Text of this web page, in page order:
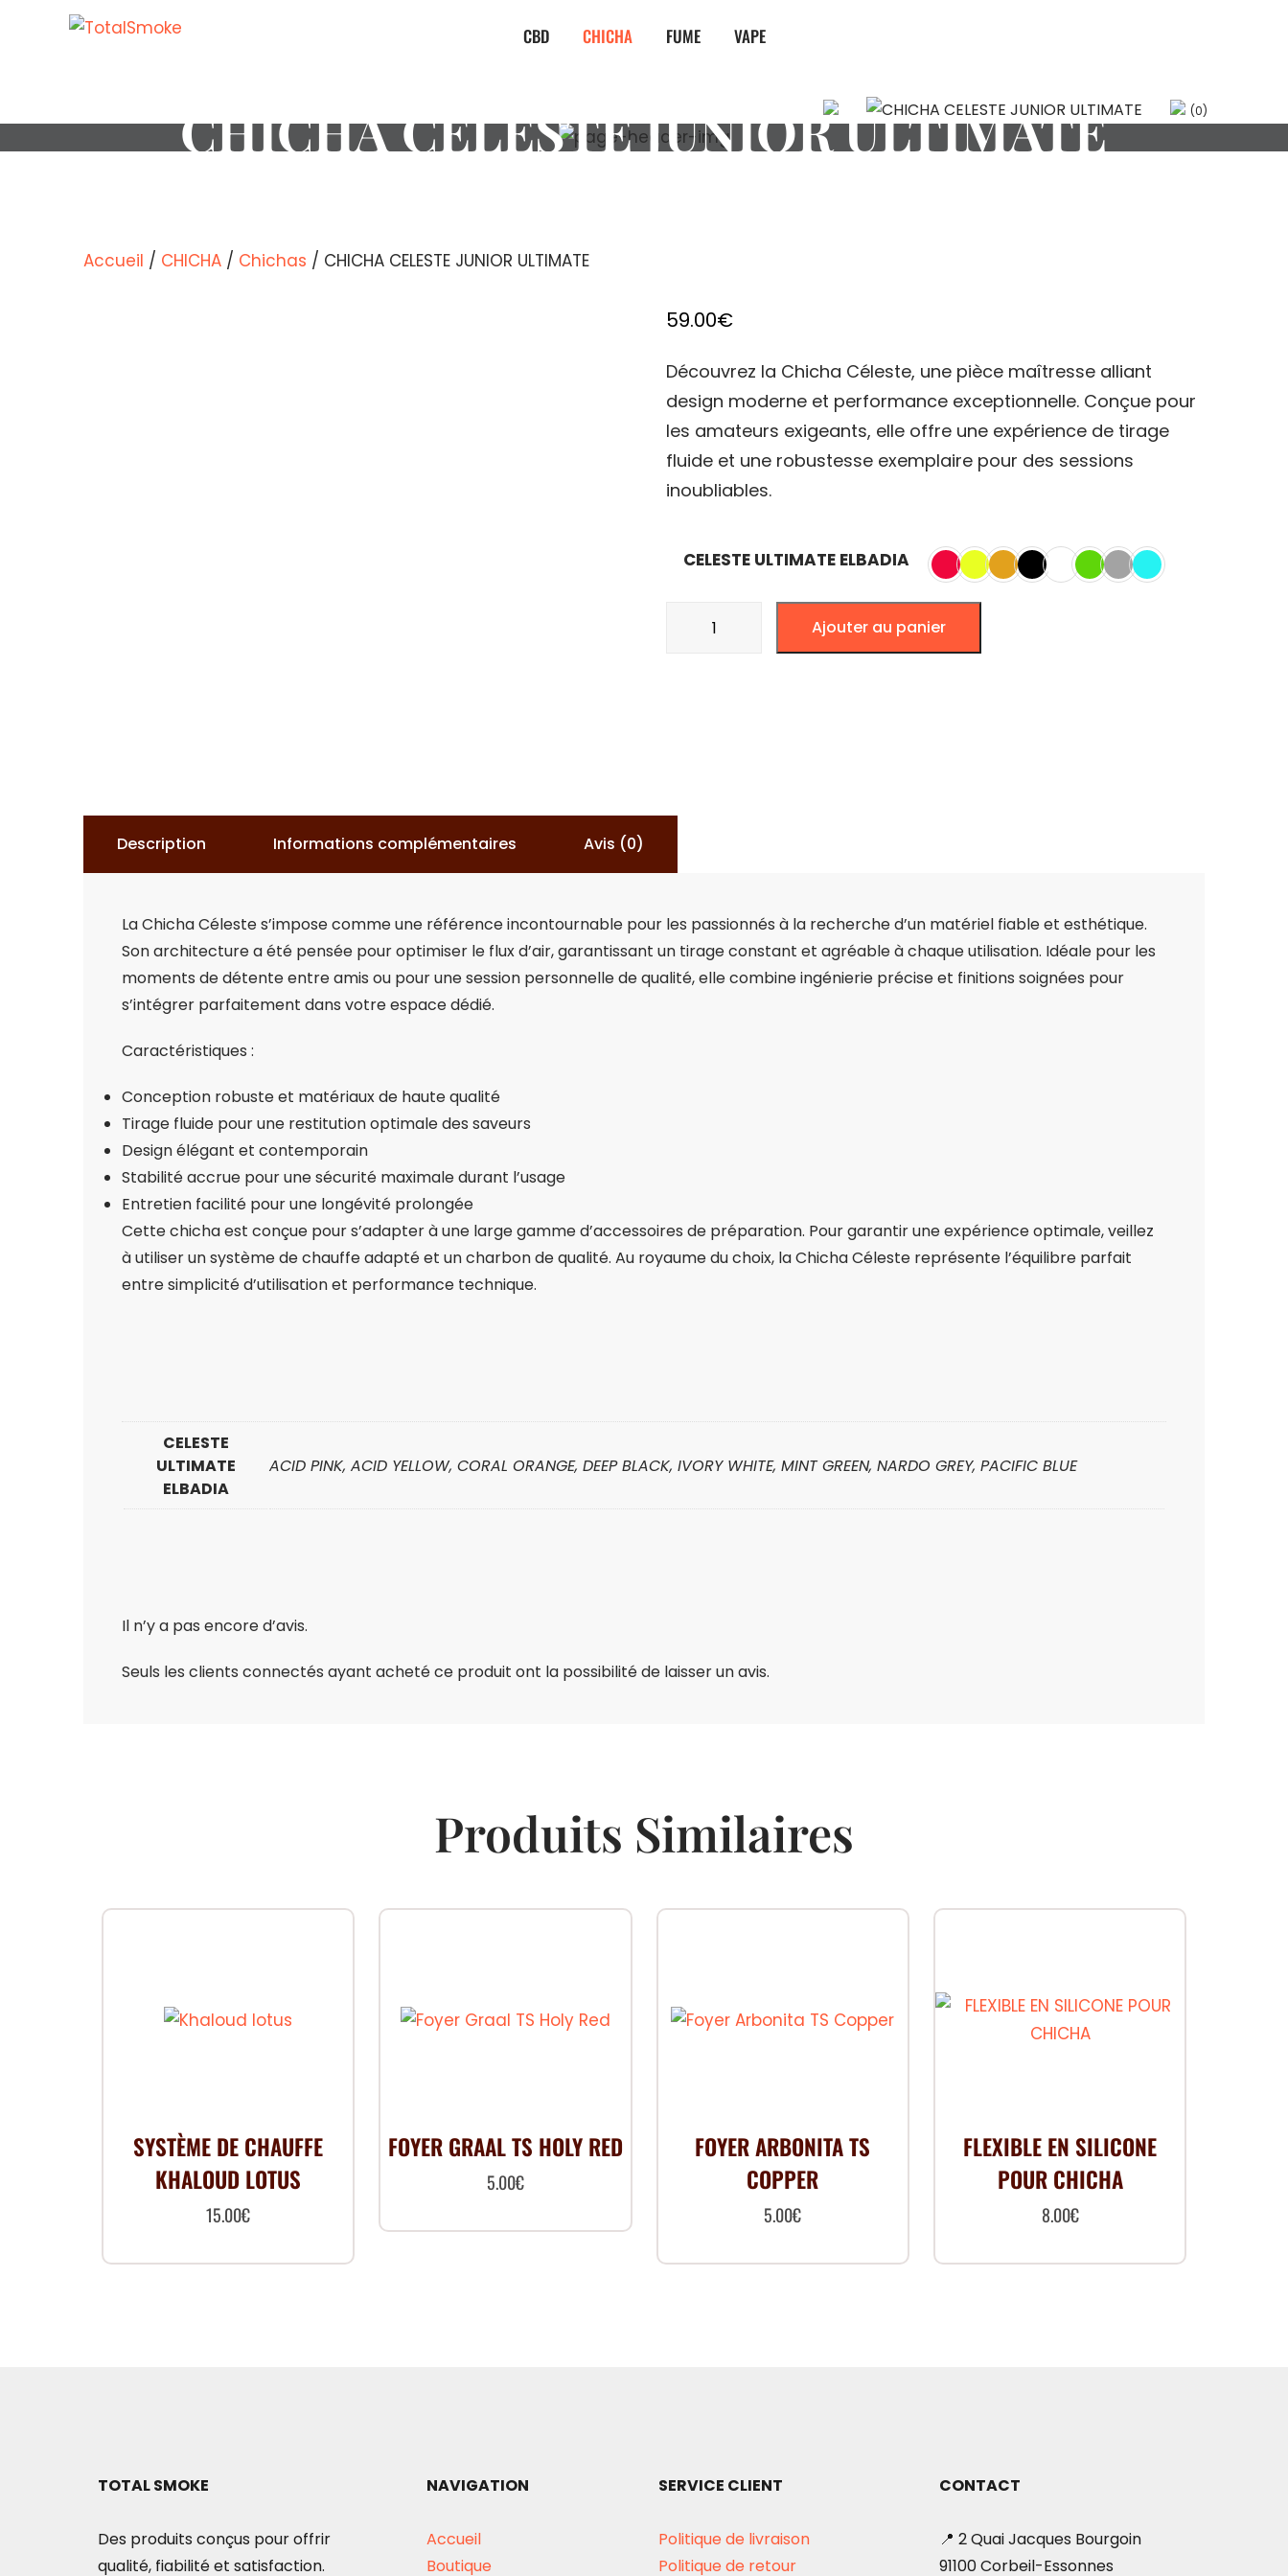
CBD CHICHA FUME VAPE
(0)
CHICHA CELESTE JUNIOR ULTIMATE
Accueil / CHICHA / Chichas / CHICHA CELESTE JUNIOR ULTIMATE
59.00€
Découvrez la Chicha Céleste, une pièce maîtresse alliant
design moderne et performance exceptionnelle. Conçue pour
les amateurs exigeants, elle offre une expérience de tirage
fluide et une robustesse exemplaire pour des sessions
inoubliables.
CELESTE ULTIMATE ELBADIA
Ajouter au panier
Description Informations complémentaires Avis (0)
La Chicha Céleste s’impose comme une référence incontournable pour les passionnés à la recherche d’un matériel fiable et esthétique.
Son architecture a été pensée pour optimiser le flux d’air, garantissant un tirage constant et agréable à chaque utilisation. Idéale pour les
moments de détente entre amis ou pour une session personnelle de qualité, elle combine ingénierie précise et finitions soignées pour
s’intégrer parfaitement dans votre espace dédié.
Caractéristiques :
Conception robuste et matériaux de haute qualité
Tirage fluide pour une restitution optimale des saveurs
Design élégant et contemporain
Stabilité accrue pour une sécurité maximale durant l’usage
Entretien facilité pour une longévité prolongée
Cette chicha est conçue pour s’adapter à une large gamme d’accessoires de préparation. Pour garantir une expérience optimale, veillez
à utiliser un système de chauffe adapté et un charbon de qualité. Au royaume du choix, la Chicha Céleste représente l’équilibre parfait
entre simplicité d’utilisation et performance technique.
CELESTE
ULTIMATE
ELBADIA
ACID PINK, ACID YELLOW, CORAL ORANGE, DEEP BLACK, IVORY WHITE, MINT GREEN, NARDO GREY, PACIFIC BLUE
Il n’y a pas encore d’avis.
Seuls les clients connectés ayant acheté ce produit ont la possibilité de laisser un avis.
Produits Similaires
SYSTÈME DE CHAUFFE
KHALOUD LOTUS
15.00€
FOYER GRAAL TS HOLY RED
5.00€
FOYER ARBONITA TS
COPPER
5.00€
FLEXIBLE EN SILICONE
POUR CHICHA
8.00€
sur
la
TOTAL SMOKE
Des produits conçus pour offrir
qualité, fiabilité et satisfaction.
NAVIGATION
Accueil
Boutique
SERVICE CLIENT
Politique de livraison
Politique de retour
CONTACT
📍 2 Quai Jacques Bourgoin
91100 Corbeil-Essonnes